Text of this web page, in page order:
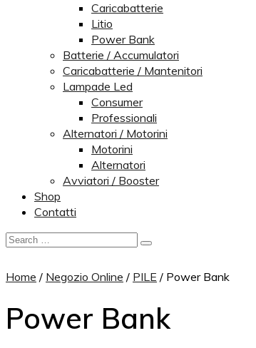
Caricabatterie
Litio
Power Bank
Batterie / Accumulatori
Caricabatterie / Mantenitori
Lampade Led
Consumer
Professionali
Alternatori / Motorini
Motorini
Alternatori
Avviatori / Booster
Shop
Contatti
Home / Negozio Online / PILE / Power Bank
Power Bank